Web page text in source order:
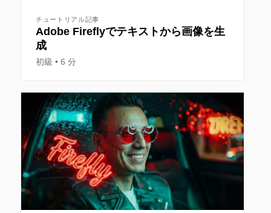
チュートリアル記事
Adobe Fireflyでテキストから画像を生
成
初級 6 分